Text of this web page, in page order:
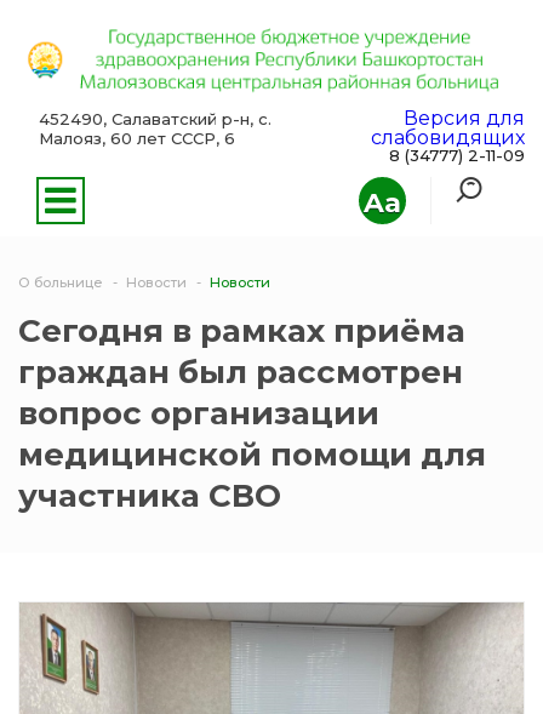
Aa
452490, Салаватский р-н, с.
Малояз, 60 лет СССР, 6
Версия для
слабовидящих
8 (34777) 2-11-09
О больнице Новости Новости
Сегодня в рамках приёма
граждан был рассмотрен
вопрос организации
медицинской помощи для
участника СВО